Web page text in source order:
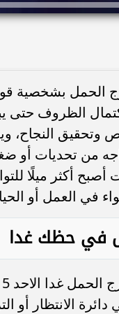
الحمل بشخصية
الظروف حتى
وتحقيق النجاح،
من تحديات أو
أصبح أكثر ميلًا
في العمل أو
في حظك غدا
دائرة الانتظار